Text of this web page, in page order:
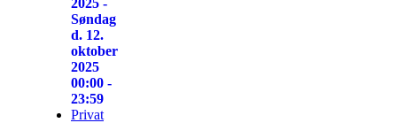
Søndag
d. 12.
oktober
2025
00:00 -
23:59
Privat